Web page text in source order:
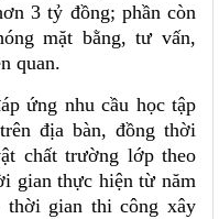
3 tỷ đồng; phần còn
mặt bằng, tư vấn,
quan.
ứng nhu cầu học tập
địa bàn, đồng thời
chất trường lớp theo
gian thực hiện từ năm
thời gian thi công xây